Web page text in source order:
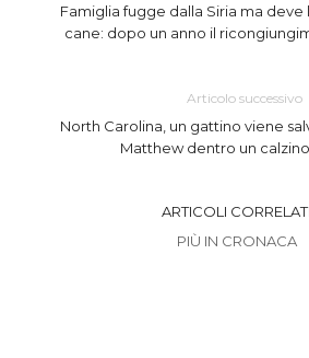
Famiglia fugge dalla Siria ma deve
cane: dopo un anno il
Articolo successivo
North Carolina, un gattino viene
Matthew dentro un
ARTICOLI CORRELATI
PIÙ IN CRONACA